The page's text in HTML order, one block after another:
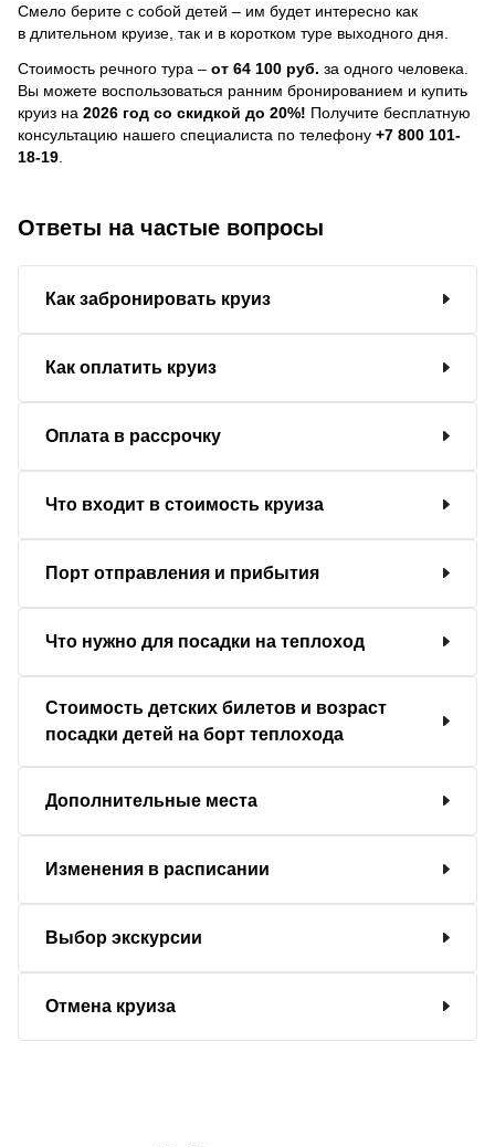
Смело берите с собой детей – им будет интересно как
в длительном круизе, так и в коротком туре выходного дня.
Стоимость речного тура – от 64 100 руб. за одного человека.
Вы можете воспользоваться ранним бронированием и купить
круиз на 2026 год со скидкой до 20%! Получите бесплатную
консультацию нашего специалиста по телефону +7 800 101-
18-19
Ответы на частые вопросы
Как забронировать круиз
Как оплатить круиз
Оплата в рассрочку
Что входит в стоимость круиза
Порт отправления и прибытия
Что нужно для посадки на теплоход
Стоимость детских билетов и возраст
посадки детей на борт теплохода
Дополнительные места
Изменения в расписании
Выбор экскурсии
Отмена круиза